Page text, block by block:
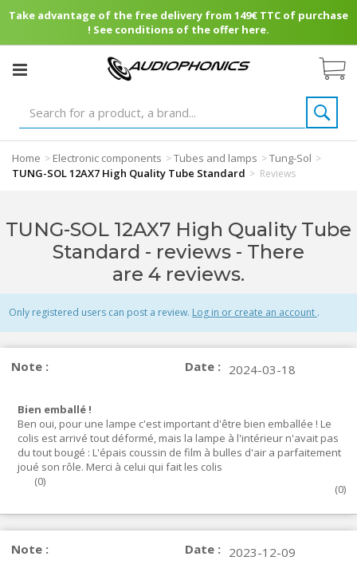
Take advantage of the free delivery from 149€ TTC of purchase
! See conditions of the offer here.
Home > Electronic components >Tubes and lamps >Tung-Sol >
TUNG-SOL 12AX7 High Quality Tube Standard > Reviews
TUNG-SOL 12AX7 High Quality Tube
Standard - reviews - There
are 4 reviews.
Only registered users can post a review. Log in or create an account .
Note : Date : 2024-03-18
Bien emballé !
Ben oui, pour une lampe c'est important d'être bien emballée ! Le
colis est arrivé tout déformé, mais la lampe à l'intérieur n'avait pas
du tout bougé : L'épais coussin de film à bulles d'air a parfaitement
joué son rôle. Merci à celui qui fait les colis
(0)
(0)
Note : Date : 2023-12-09